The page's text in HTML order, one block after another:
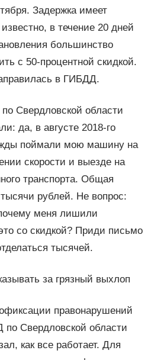
Задержка имеет
в течение 20 дней
большинство
с 50-процентной скидкой.
в ГИБДД.
Свердловской области
да, в августе 2018-го
поймали мою машину на
скорости и выезде на
транспорта. Общая
рублей. Не вопрос:
меня лишили
со скидкой? Приди письмо
тысячей.
за грязный выхлоп
правонарушений
Свердловской области
как все работает. Для